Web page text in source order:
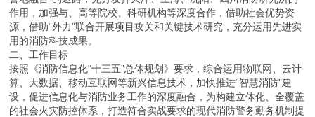
作用，加强与、高等院校、科研机构等深度合作，借助社会优势资
源，借助“外力”联合开展项目攻关和关键技术研究，充分运用先进实
用的消防科技成果。
二、工作目标
按照《消防信息化“十三五”总体规划》要求，综合运用物联网、云计
算、大数据、移动互联网等新兴信息技术，加快推进“智慧消防”建
设，促进信息化与消防业务工作的深度融合，为构建立体化、全覆盖
的社会火灾防控体系，打造符合实战要求的现代消防警务勤务机制提